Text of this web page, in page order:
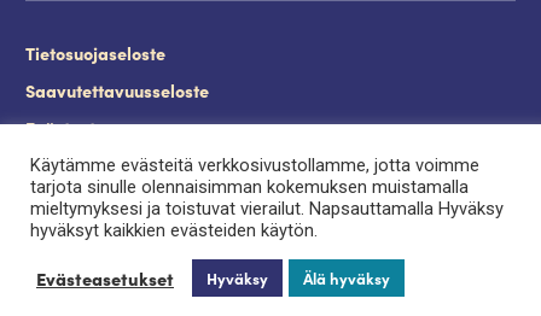
Tietosuojaseloste
Saavutettavuusseloste
Evästeet
Palveluntuottajan kirjautuminen.
Käytämme evästeitä verkkosivustollamme, jotta voimme
tarjota sinulle olennaisimman kokemuksen muistamalla
mieltymyksesi ja toistuvat vierailut. Napsauttamalla Hyväksy
hyväksyt kaikkien evästeiden käytön.
Evästeasetukset Hyväksy Älä hyväksy